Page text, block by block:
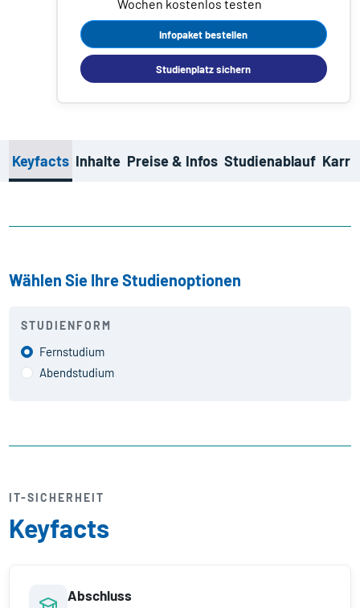
Wochen kostenlos testen
Infopaket bestellen
Studienplatz sichern
Keyfacts Inhalte Preise & Infos Studienablauf
Wählen Sie Ihre Studienoptionen
STUDIENFORM
Fernstudium
Abendstudium
IT-SICHERHEIT
Keyfacts
Abschluss